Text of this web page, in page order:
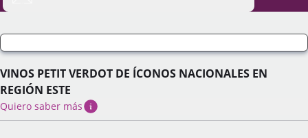
VINOS PETIT VERDOT DE ÍCONOS NACIONALES EN
REGIÓN ESTE
Quiero saber más